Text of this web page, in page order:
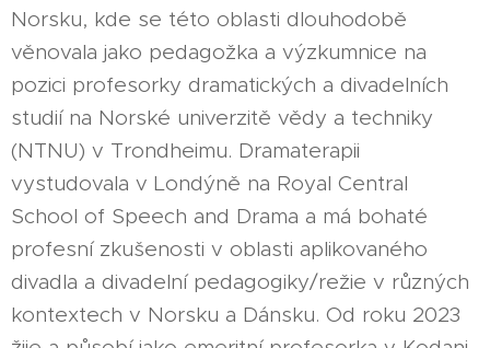
Norsku, kde se této oblasti dlouhodobě
věnovala jako pedagožka a výzkumnice na
pozici profesorky dramatických a divadelních
studií na Norské univerzitě vědy a techniky
(NTNU) v Trondheimu. Dramaterapii
vystudovala v Londýně na Royal Central
School of Speech and Drama a má bohaté
profesní zkušenosti v oblasti aplikovaného
divadla a divadelní pedagogiky/režie v různých
kontextech v Norsku a Dánsku. Od roku 2023